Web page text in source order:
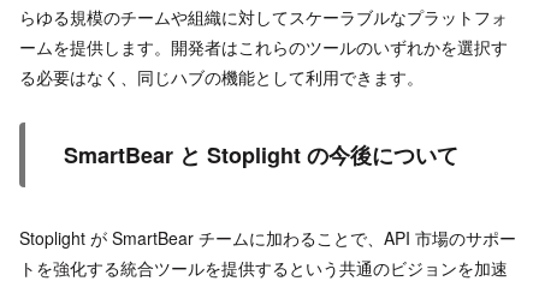
らゆる規模のチームや組織に対してスケーラブルなプラットフォ
ームを提供します。開発者はこれらのツールのいずれかを選択す
る必要はなく、同じハブの機能として利用できます。
SmartBear と Stoplight の今後について
Stoplight が SmartBear チームに加わることで、API 市場のサポー
トを強化する統合ツールを提供するという共通のビジョンを加速